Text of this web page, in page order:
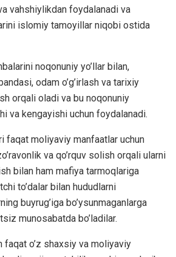
vahshiylikdan foydalanadi va
islomiy tamoyillar niqobi ostida
noqonuniy yo’llar bilan,
odam o’g’irlash va tarixiy
orqali oladi va bu noqonuniy
va kengayishi uchun foydalanadi.
faqat moliyaviy manfaatlar uchun
va qo’rquv solish orqali ularni
bilan ham mafiya tarmoqlariga
to’dalar bilan hududlarni
buyrug’iga bo’ysunmaganlarga
munosabatda bo’ladilar.
faqat o’z shaxsiy va moliyaviy